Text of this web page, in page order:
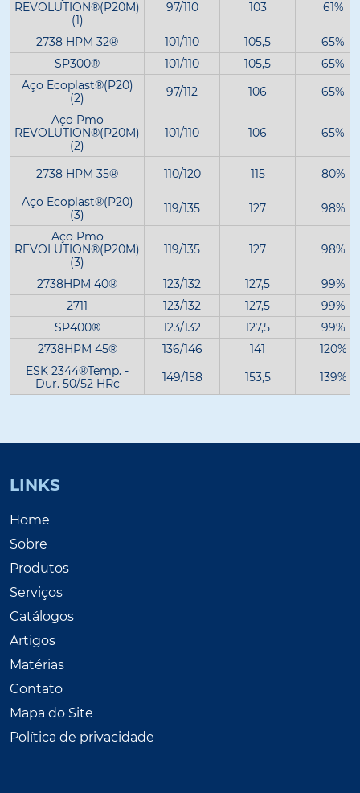
REVOLUTION®(P20M)
(1)
97/110 103 61%
2738 HPM 32® 101/110 105,5
65%
SP300®
101/110 105,5
65%
Aço Ecoplast®(P20)
(2)
97/112 106
65%
Aço Pmo
REVOLUTION®(P20M)
(2)
101/110 106 65%
2738 HPM 35® 110/120 115
80%
Aço Ecoplast®(P20)
(3)
119/135 127
98%
Aço Pmo
REVOLUTION®(P20M)
(3)
119/135 127 98%
2738HPM 40® 123/132 127,5
99%
2711
123/132 127,5
99%
SP400®
123/132 127,5
99%
2738HPM 45®
136/146 141
120%
ESK 2344®Temp. -
Dur. 50/52 HRc
149/158 153,5 139%
LINKS
Home
Sobre
Produtos
Serviços
Catálogos
Artigos
Matérias
Contato
Mapa do Site
Política de privacidade